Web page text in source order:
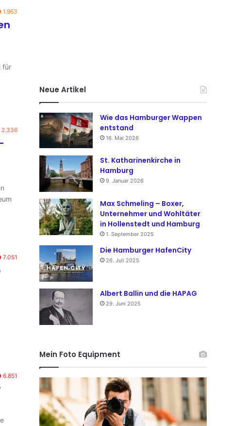
1.963
für
2.336
7.051
6.851
Neue Artikel
Wie das Hamburger Wappen
entstand
16. Mai 2026
St. Katharinenkirche in
Hamburg
9. Januar 2026
Max Schmeling – Boxer,
Unternehmer und Wohltäter
in Hollenstedt und Hamburg
1. September 2025
Die Hamburger HafenCity
26. Juli 2025
Albert Ballin und die HAPAG
29. Juni 2025
Mein Foto Equipment